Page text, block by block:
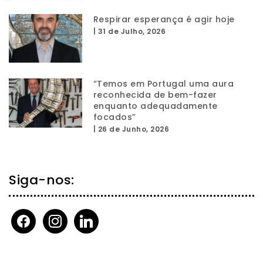
Respirar esperança é agir hoje
31 de Julho, 2026
“Temos em Portugal uma aura
reconhecida de bem-fazer
enquanto adequadamente
focados”
26 de Junho, 2026
Siga-nos:
facebookinstagramlinkedin